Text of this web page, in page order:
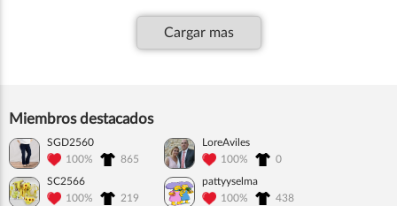
Cargar mas
Miembros destacados
SGD2560
100%
865
LoreAviles
100%
0
SC2566
100%
219
pattyyselma
100%
438